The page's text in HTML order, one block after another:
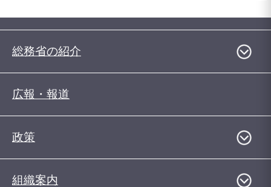
総務省の紹介
広報・報道
政策
組織案内